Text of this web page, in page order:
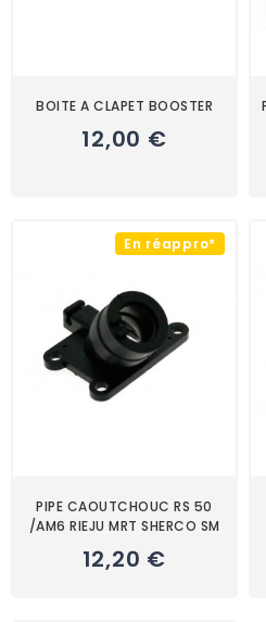
BOITE A CLAPET BOOSTER
12,00 €
En réappro*
PIPE CAOUTCHOUC RS 50
/AM6 RIEJU MRT SHERCO SM
12,20 €